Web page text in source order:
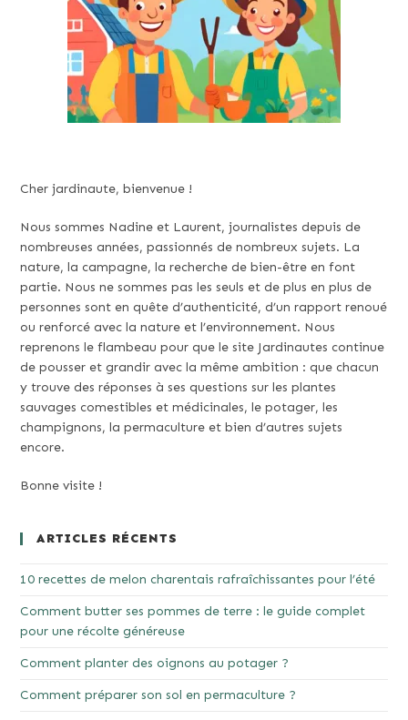
Cher jardinaute, bienvenue !
Nous sommes Nadine et Laurent, journalistes depuis de
nombreuses années, passionnés de nombreux sujets. La
nature, la campagne, la recherche de bien-être en font
partie. Nous ne sommes pas les seuls et de plus en plus de
personnes sont en quête d’authenticité, d’un rapport renoué
ou renforcé avec la nature et l’environnement. Nous
reprenons le flambeau pour que le site Jardinautes continue
de pousser et grandir avec la même ambition : que chacun
y trouve des réponses à ses questions sur les plantes
sauvages comestibles et médicinales, le potager, les
champignons, la permaculture et bien d’autres sujets
encore.
Bonne visite !
ARTICLES RÉCENTS
10 recettes de melon charentais rafraîchissantes pour l’été
Comment butter ses pommes de terre : le guide complet
pour une récolte généreuse
Comment planter des oignons au potager ?
Comment préparer son sol en permaculture ?